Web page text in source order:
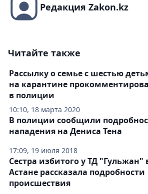
Редакция Zakon.kz
Читайте также
10:10, 18 марта 2020
Рассылку о семье с шестью
на карантине
в полиции
17:09, 19 июля 2018
В полиции сообщили
нападения на Дениса Тена
Сестра избитого у ТД "Гульжан"
Астане рассказала подробности
происшествия